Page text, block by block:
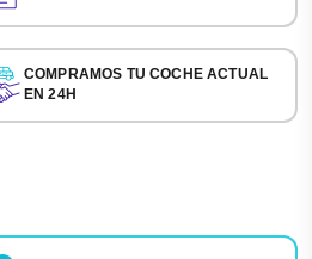
COMPRAMOS TU COCHE ACTUAL
EN 24H